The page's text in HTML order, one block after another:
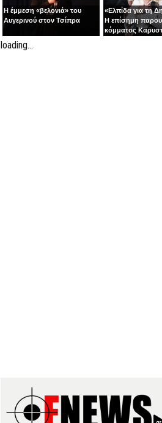
Η έμμεση «βελονιά» του
Αυγερινού στον Τσίπρα
«Ελπίδα για τη
Η επίσημη
κόμματος
loading...